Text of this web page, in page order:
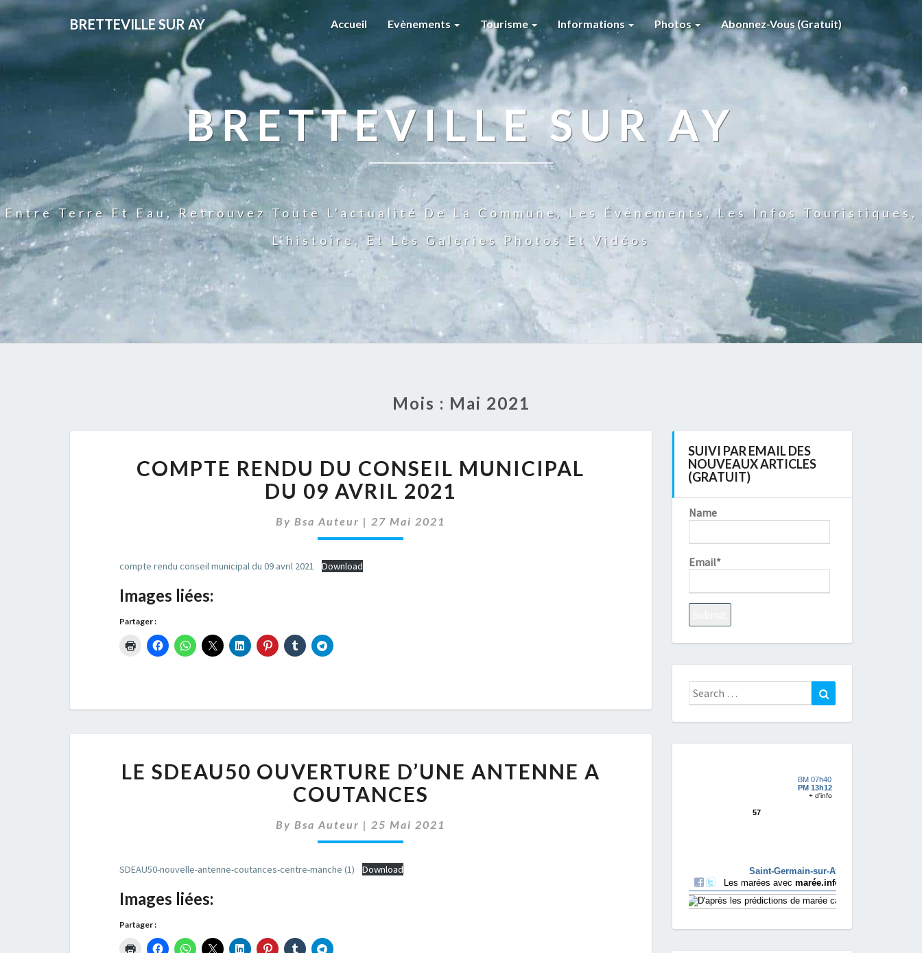
BRETTEVILLE SUR AY Accueil Evènements Tourisme Informations Photos Abonnez-Vous (gratuit)
BRETTEVILLE SUR AY
Entre Terre Et Eau, Retrouvez Toute L'actualité De La Commune, Les Évènements, Les Infos Touristiques,
L'histoire, Et Les Galeries Photos Et Vidéos
Mois : Mai 2021
RENDU
DU
CONSEIL
MUNICIPAL
DU
AVRIL
COMPTE RENDU DU CONSEIL MUNICIPAL
DU 09 AVRIL 2021
ByBsa Auteur | 27 Mai 2021
compte rendu conseil municipal du 09 avril 2021 Download
Images liées:
Partager :
SDEAU50
OUVERTURE
D’UNE
ANTENNE
A
LE SDEAU50 OUVERTURE D’UNE ANTENNE A
COUTANCES
ByBsa Auteur | 25 Mai 2021
SDEAU50-nouvelle-antenne-coutances-centre-manche (1) Download
Images liées:
Partager :
SUIVI PAR EMAIL DES
NOUVEAUX ARTICLES
(GRATUIT)
Name
Email*
Search
for: